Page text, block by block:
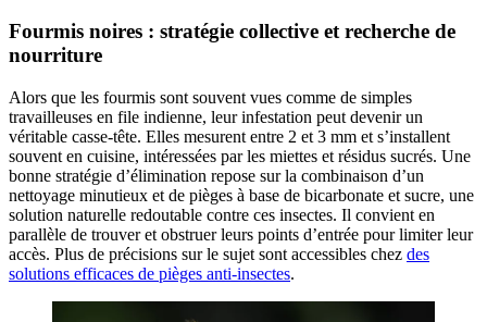
Fourmis noires : stratégie collective et recherche de
nourriture
Alors que les fourmis sont souvent vues comme de simples
travailleuses en file indienne, leur infestation peut devenir un
véritable casse-tête. Elles mesurent entre 2 et 3 mm et s’installent
souvent en cuisine, intéressées par les miettes et résidus sucrés. Une
bonne stratégie d’élimination repose sur la combinaison d’un
nettoyage minutieux et de pièges à base de bicarbonate et sucre, une
solution naturelle redoutable contre ces insectes. Il convient en
parallèle de trouver et obstruer leurs points d’entrée pour limiter leur
accès. Plus de précisions sur le sujet sont accessibles chez des
solutions efficaces de pièges anti-insectes.